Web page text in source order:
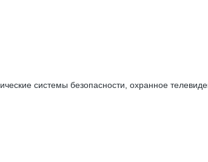
системы безопасности, охранное